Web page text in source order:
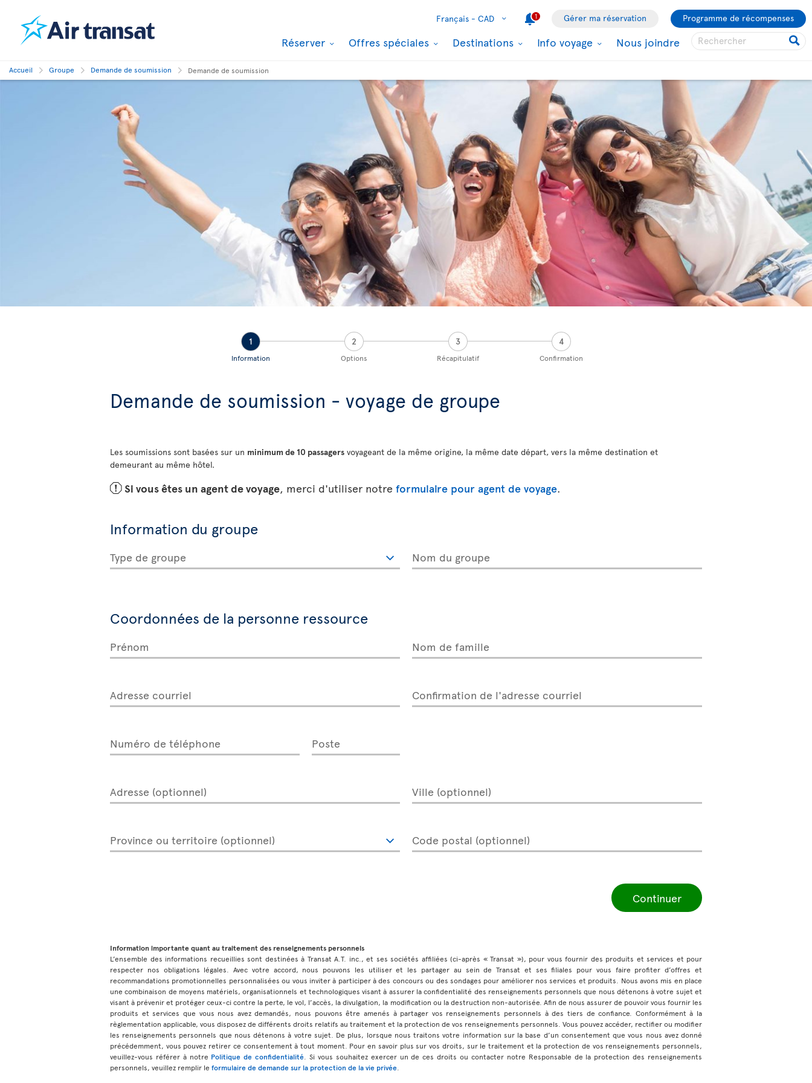
Français - CAD 1 Gérer ma réservation Programme de récompenses
Réserver Offres spéciales Destinations Info voyage Nous joindre
Accueil Groupe Demande de soumission Demande de soumission
1
Information
2
Options
3
Récapitulatif
4
Confirmation
Demande de soumission - voyage de groupe
Les soumissions sont basées sur un minimum de 10 passagers voyageant de la même origine, la même date départ, vers la même destination et
demeurant au même hôtel.
ü Si vous êtes un agent de voyage, merci d'utiliser notre formulaire pour agent de voyage.
Information du groupe
Type de groupe Nom du groupe
Coordonnées de la personne ressource
Prénom Nom de famille
Adresse courriel Confirmation de l'adresse courriel
Numéro de téléphone Poste
Adresse (optionnel) Ville (optionnel)
Province ou territoire (optionnel) Code postal (optionnel)
Continuer
Information importante quant au traitement des renseignements personnels
L’ensemble des informations recueillies sont destinées à Transat A.T. inc., et ses sociétés affiliées (ci-après « Transat »), pour vous fournir des produits et services et pour
respecter nos obligations légales. Avec votre accord, nous pouvons les utiliser et les partager au sein de Transat et ses filiales pour vous faire profiter d’offres et
recommandations promotionnelles personnalisées ou vous inviter à participer à des concours ou des sondages pour améliorer nos services et produits. Nous avons mis en place
une combinaison de moyens matériels, organisationnels et technologiques visant à assurer la confidentialité des renseignements personnels que nous détenons à votre sujet et
visant à prévenir et protéger ceux-ci contre la perte, le vol, l’accès, la divulgation, la modification ou la destruction non-autorisée. Afin de nous assurer de pouvoir vous fournir les
produits et services que vous nous avez demandés, nous pouvons être amenés à partager vos renseignements personnels à des tiers de confiance. Conformément à la
règlementation applicable, vous disposez de différents droits relatifs au traitement et la protection de vos renseignements personnels. Vous pouvez accéder, rectifier ou modifier
les renseignements personnels que nous détenons à votre sujet. De plus, lorsque nous traitons votre information sur la base d’un consentement que vous nous avez donné
précédemment, vous pouvez retirer ce consentement à tout moment. Pour en savoir plus sur vos droits, sur le traitement et la protection de vos renseignements personnels,
veuillez-vous référer à notre Politique de confidentialité . Si vous souhaitez exercer un de ces droits ou contacter notre Responsable de la protection des renseignements
personnels, veuillez remplir le formulaire de demande sur la protection de la vie privée